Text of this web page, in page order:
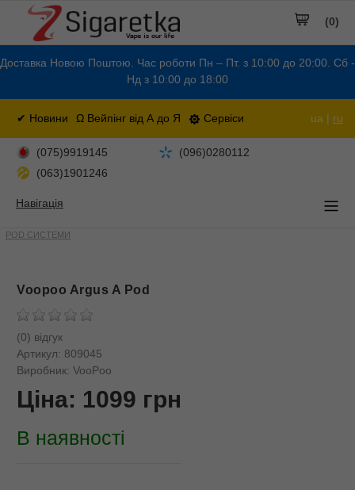
Доставка Новою Поштою. Час роботи Пн – Пт. з 10:00 до 20:00. Сб -
Нд з 10:00 до 18:00
✔ Новини Ω Вейпінг від А до Я Сервіси ua | ru
(0)
(075)9919145
(096)0280112
(063)1901246
Навігація
POD СИСТЕМИ
Voopoo Argus A Pod
(0) відгук
Артикул: 809045
Виробник: VooPoo
Ціна: 1099 грн
В наявності